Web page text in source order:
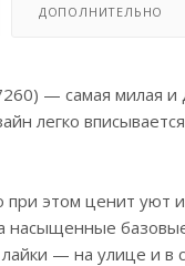
ДОПОЛНИТЕЛЬНО
— самая милая и
легко
при этом ценит
насыщенные
— на улице и в